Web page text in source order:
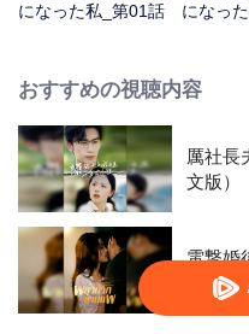
になった私_第01話
になっ
おすすめの視聴内容
厲社長
文版）
電撃婚
イ語版